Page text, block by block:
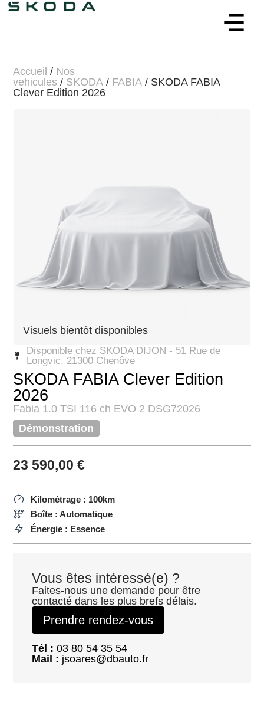
Accueil / Nos
vehicules / SKODA / FABIA / SKODA FABIA
Clever Edition 2026
Visuels bientôt disponibles
Disponible chez SKODA DIJON - 51 Rue de
Longvic, 21300 Chenôve
SKODA FABIA Clever Edition
2026
Fabia 1.0 TSI 116 ch EVO 2 DSG72026
Démonstration
23 590,00€
Kilométrage : 100km
Boîte : Automatique
Énergie : Essence
Vous êtes intéressé(e) ?
Faites-nous une demande pour être
contacté dans les plus brefs délais.
Prendre rendez-vous
Tél : 03 80 54 35 54
Mail : jsoares@dbauto.fr